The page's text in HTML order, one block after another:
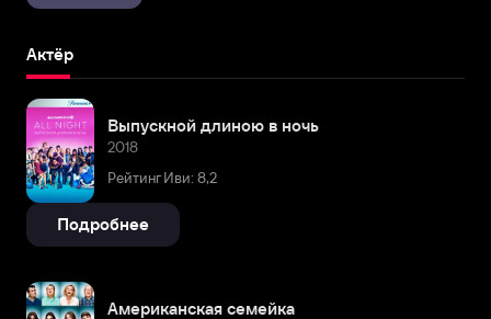
Актёр
Выпускной длиною в ночь
2018
Рейтинг Иви: 8,2
Подробнее
Американская семейка